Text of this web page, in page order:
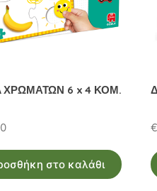
ΧΡΩΜΑΤΩΝ 6 x 4 ΚΟΜ.
στο καλάθι
€